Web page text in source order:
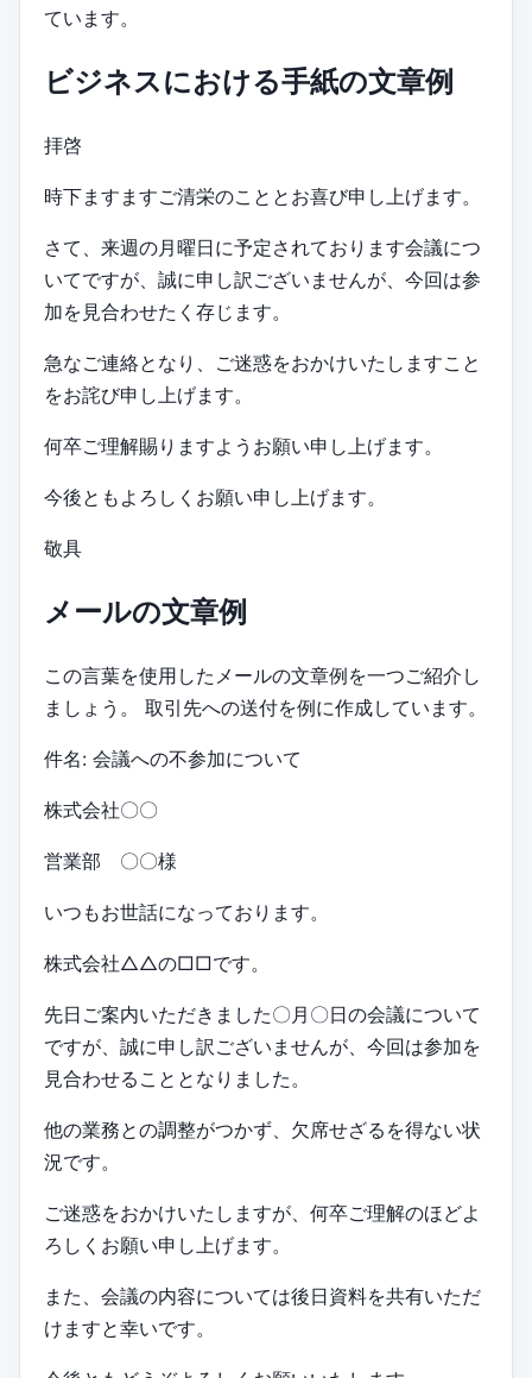
ています。
ビジネスにおける手紙の文章例
拝啓
時下ますますご清栄のこととお喜び申し上げます。
さて、来週の月曜日に予定されております会議につ
いてですが、誠に申し訳ございませんが、今回は参
加を見合わせたく存じます。
急なご連絡となり、ご迷惑をおかけいたしますこと
をお詫び申し上げます。
何卒ご理解賜りますようお願い申し上げます。
今後ともよろしくお願い申し上げます。
敬具
メールの文章例
この言葉を使用したメールの文章例を一つご紹介し
ましょう。 取引先への送付を例に作成しています。
件名: 会議への不参加について
株式会社〇〇
営業部 〇〇様
いつもお世話になっております。
株式会社△△の□□です。
先日ご案内いただきました〇月〇日の会議について
ですが、誠に申し訳ございませんが、今回は参加を
見合わせることとなりました。
他の業務との調整がつかず、欠席せざるを得ない状
況です。
ご迷惑をおかけいたしますが、何卒ご理解のほどよ
ろしくお願い申し上げます。
また、会議の内容については後日資料を共有いただ
けますと幸いです。